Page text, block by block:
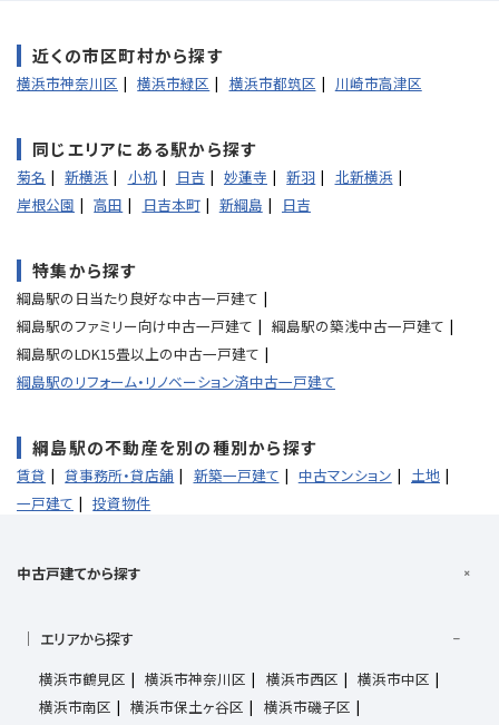
近くの市区町村から探す
横浜市神奈川区 横浜市緑区 横浜市都筑区 川崎市高津区
同じエリアにある駅から探す
菊名 新横浜 小机 日吉 妙蓮寺 新羽
北新横浜
岸根公園
高田 日吉本町 新綱島 日吉
特集から探す
綱島駅の日当たり良好な中古一戸建て
綱島駅のファミリー向け中古一戸建て
綱島駅の築浅中古一戸建て
綱島駅のLDK15畳以上の中古一戸建て
綱島駅のリフォーム・リノベーション済中古一戸建て
綱島駅の不動産を別の種別から探す
賃貸 貸事務所・貸店舗 新築一戸建て 中古マンション
土地
一戸建て
投資物件
中古戸建てから探す
エリアから探す
横浜市鶴見区
横浜市神奈川区 横浜市西区
横浜市中区
横浜市南区
横浜市保土ヶ谷区
横浜市磯子区